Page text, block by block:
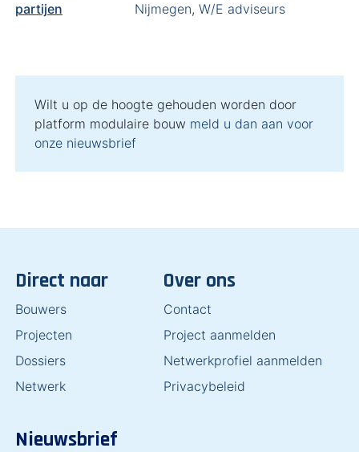
partijen
Nijmegen,W/E adviseurs
Wilt u op de hoogte gehouden worden door
platform modulaire bouw meld u dan aan voor
onze nieuwsbrief
Direct naar
Bouwers
Projecten
Dossiers
Netwerk
Over ons
Contact
Project aanmelden
Netwerkprofiel aanmelden
Privacybeleid
Nieuwsbrief